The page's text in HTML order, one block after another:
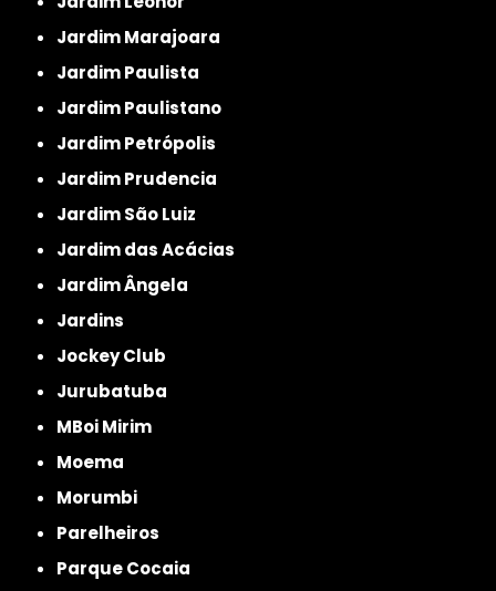
Jardim Marajoara
Jardim Paulista
Jardim Paulistano
Jardim Petrópolis
Jardim Prudencia
Jardim São Luiz
Jardim das Acácias
Jardim Ângela
Jardins
Jockey Club
Jurubatuba
MBoi Mirim
Moema
Morumbi
Parelheiros
Parque Cocaia